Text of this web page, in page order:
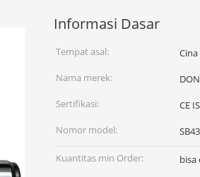
Informasi Dasar
Tempat asal:
Cina
Nama merek:
Sertifikasi:
CE
Nomor model:
SB43
Kuantitas min Order:
bisa